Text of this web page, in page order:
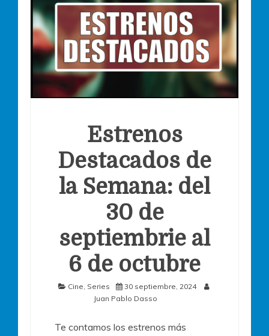
Estrenos
Destacados de
la Semana: del
30 de
septiembrie al
6 de octubre
Cine Series
30 septiembre, 2024
Juan Pablo Dasso
Te contamos los estrenos más